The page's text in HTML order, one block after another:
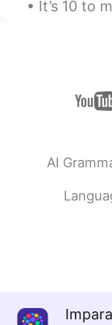
It’s 10 to midnight.
AI